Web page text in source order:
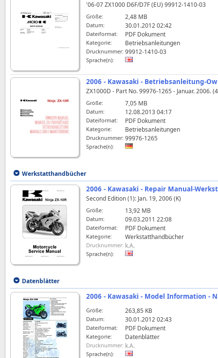
'06-07 ZX1000 D6F/D7F (EU) 99912-1410-03
Größe: 2,48 MB
Datum: 30.01.2012 02:42
Dateiformat: PDF Dokument
Kategorie: Betriebsanleitungen
Drucknummer: 99912-1410-03
Sprache(n):
2006 - Kawasaki - Betriebsanleitung-
ZX1000D - Part No. 99976-1265 - Januar. 2006.
Größe: 7,05 MB
Datum: 12.08.2013 04:17
Dateiformat: PDF Dokument
Kategorie: Betriebsanleitungen
Drucknummer: 99976-1265
Sprache(n):
Werkstatthandbücher
2006 - Kawasaki - Repair Manual-
Second Edition (1): Jan. 19, 2006 (K)
Größe: 13,92 MB
Datum: 09.03.2011 22:08
Dateiformat: PDF Dokument
Kategorie: Werkstatthandbücher
Drucknummer: k.A.
Sprache(n):
Datenblätter
2006 - Kawasaki - Model Information -
Größe: 263,85 KB
Datum: 30.01.2012 02:43
Dateiformat: PDF Dokument
Kategorie: Datenblätter
Drucknummer: k.A.
Sprache(n):